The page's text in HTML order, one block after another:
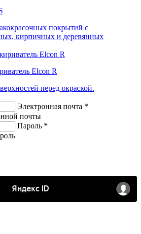
покрытий с
кирпичных и деревянных
Elcon R
перед окраской.
Электронная почта *
почты
Пароль *